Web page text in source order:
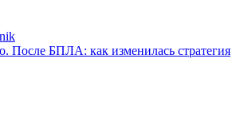
После БПЛА: как изменилась стратегия